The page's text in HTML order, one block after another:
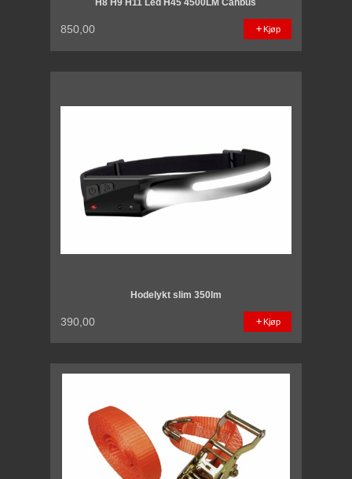
H8 H9 H11 Led H45 4500LM Canbus
850,00 Kjøp
Hodelykt slim 350lm
390,00 Kjøp